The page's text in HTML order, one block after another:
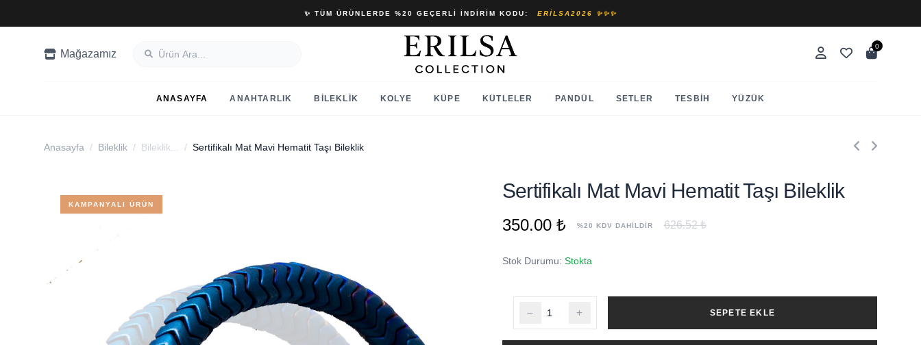
✨ TÜM ÜRÜNLERDE %20 GEÇERLI İNDIRIM KODU: ERILSA2026 ✨✨✨
Mağazamız
0
ANASAYFA ANAHTARLIK BILEKLIK KOLYE KÜPE KÜTLELER PANDÜL SETLER TESBIH YÜZÜK
Anasayfa / Bileklik / Bileklik... / Sertifikalı Mat Mavi Hematit Taşı Bileklik
KAMPANYALI ÜRÜN
Sertifikalı Mat Mavi Hematit Taşı Bileklik
350.00 ₺ %20 KDV DAHİLDİR 626.52 ₺
Stok Durumu: Stokta
SEPETE EKLE